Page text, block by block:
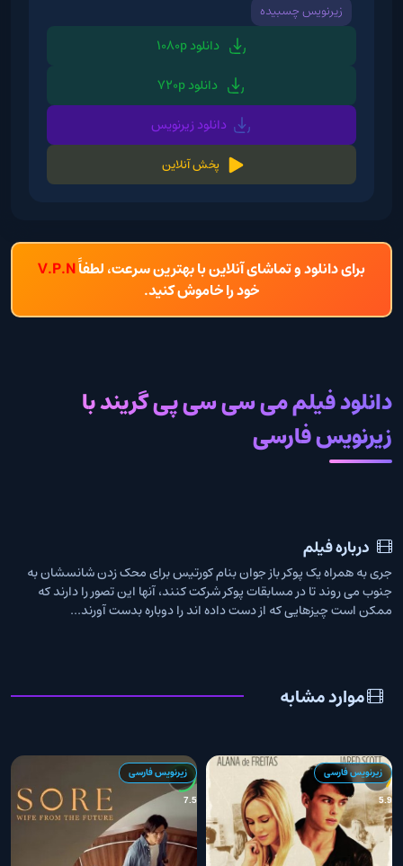
زیرنویس چسبیده
دانلود 1080p
دانلود 720p
دانلود زیرنویس
پخش آنلاین
برای دانلود و تماشای آنلاین با بهترین سرعت، لطفاًV.P.N
خود را خاموش کنید.
دانلود فیلم می سی سی پی گریند با
زیرنویس فارسی
درباره فیلم
جری به همراه یک پوکر باز جوان بنام کورتیس برای محک زدن شانسشان به
جنوب می روند تا در مسابقات پوکر شرکت کنند، آنها این تصور را دارند که
ممکن است چیزهایی که از دست داده اند را دوباره بدست آورند...
موارد مشابه
5.9
زیرنویس فارسی
7.5
زیرنویس فارسی